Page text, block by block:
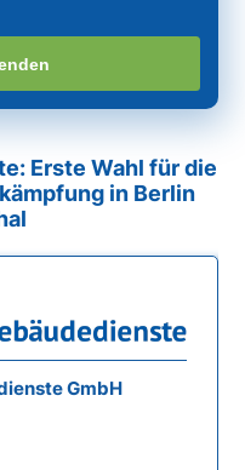
Erste Wahl für die
in Berlin
GmbH